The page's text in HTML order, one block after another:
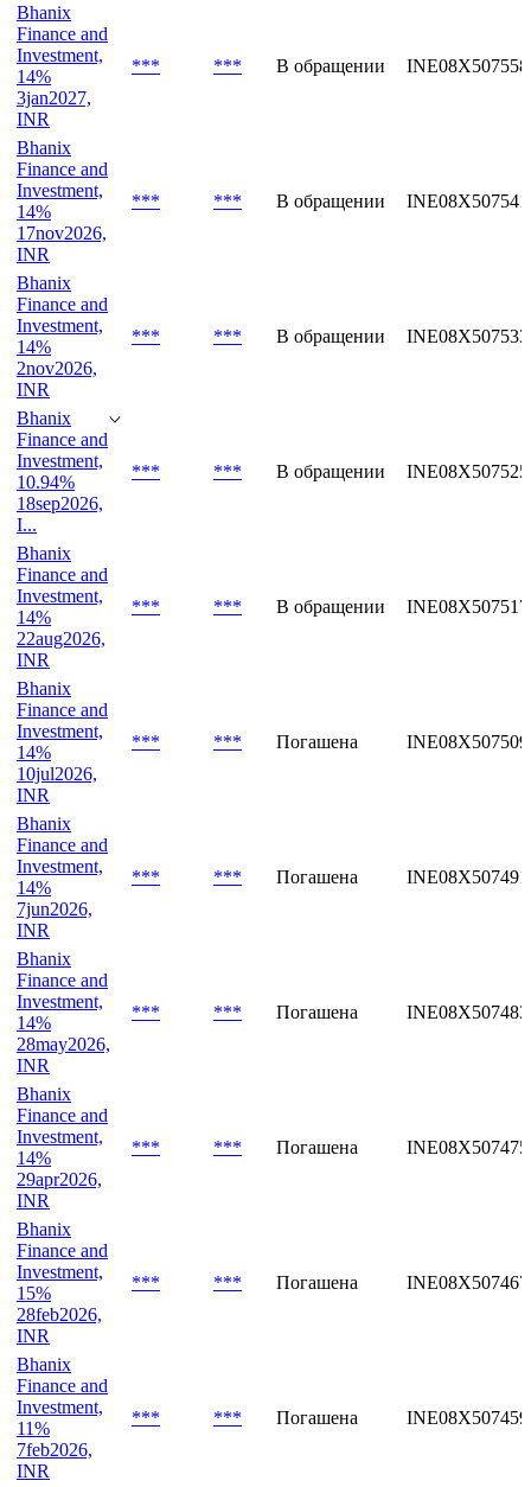
Bhanix
Finance and
Investment,
14%
3jan2027,
INR
*** *** В обращении INE08X507558
Bhanix
Finance and
Investment,
14%
17nov2026,
INR
*** *** В обращении INE08X507541
Bhanix
Finance and
Investment,
14%
2nov2026,
INR
*** *** В обращении INE08X507533
Bhanix
Finance and
Investment,
10.94%
18sep2026,
I...
*** *** В обращении INE08X507525
Bhanix
Finance and
Investment,
14%
22aug2026,
INR
*** *** В обращении INE08X507517
Bhanix
Finance and
Investment,
14%
10jul2026,
INR
*** *** Погашена INE08X507509
Bhanix
Finance and
Investment,
14%
7jun2026,
INR
*** *** Погашена INE08X507491
Bhanix
Finance and
Investment,
14%
28may2026,
INR
*** *** Погашена INE08X507483
Bhanix
Finance and
Investment,
14%
29apr2026,
INR
*** *** Погашена INE08X507475
Bhanix
Finance and
Investment,
15%
28feb2026,
INR
*** *** Погашена INE08X507467
Bhanix
Finance and
Investment,
11%
7feb2026,
INR
*** *** Погашена INE08X507459